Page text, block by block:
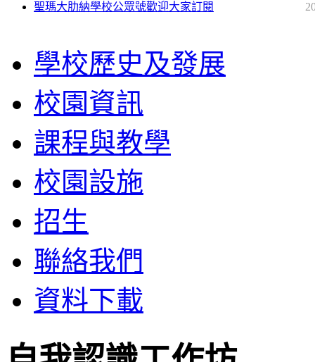
聖瑪大肋納學校公眾號歡迎大家訂閱
學校歷史及發展
校園資訊
課程與教學
校園設施
招生
聯絡我們
資料下載